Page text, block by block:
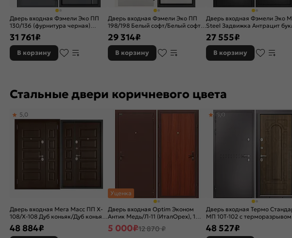
Дверь входная Фэмели Эко ПП
130/136 (фурнитура черная)
Оскуро/Оскуро, 2 замка
31 761₽
В корзину
Дверь входная Фэмели Эко ПП
198/198 Белый софт/Белый софт,
2 замка
29 314₽
В корзину
Дверь входная Фэмели Эко
Steel Задвижка Антрацит
Антрацит букле, 2 замка, с
ночной задвижкой
27 555₽
В корзину
Стальные двери коричневого цвета
Дверь входная Мега Масс ПП X-
108/X-108 Дуб коньяк/Дуб коньяк,
2 замка, с ночной задвижкой
5,0
48 884₽
Уценка
Дверь входная Optim Эконом
Антик Медь/Л-11 (ИталОрех), 1
замок
5 000₽12 870 ₽
Дверь входная Термо
МП 10T-102 с терморазрывом
Шоколад букле/Орех
замка, с ночной задвижкой
5,0
48 527₽